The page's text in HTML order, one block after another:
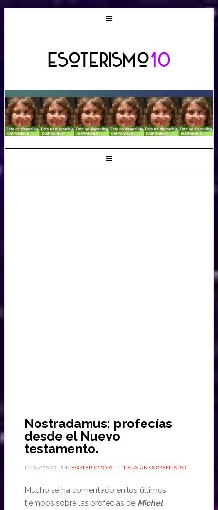
Nostradamus; profecías
desde el Nuevo
testamento.
11/04/2020 POR ESOTERISMO10 DEJA UN COMENTARIO
Mucho se ha comentado en los últimos
tiempos sobre las profecías de Michel